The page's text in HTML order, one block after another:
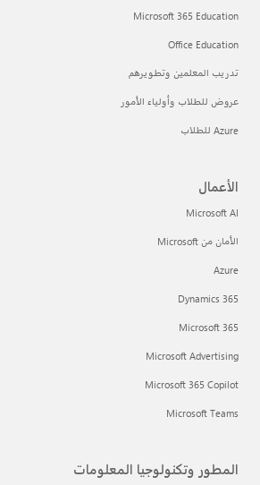
Microsoft 365 Education
Office Education
تدريب المعلمين وتطويرهم
عروض للطلاب وأولياء الأمور
Azure للطلاب
الأعمال
Microsoft AI
الأمان من Microsoft
Azure
Dynamics 365
Microsoft 365
Microsoft Advertising
Microsoft 365 Copilot
Microsoft Teams
المطور وتكنولوجيا المعلومات